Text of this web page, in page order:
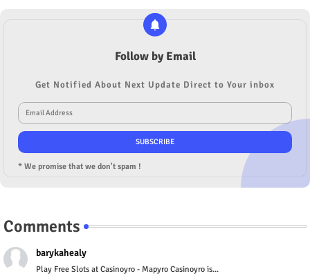
Follow by Email
Get Notified About Next Update Direct to Your inbox
* We promise that we don't spam !
Comments
barykahealy
Play Free Slots at Casinoyro - Mapyro Casinoyro is...